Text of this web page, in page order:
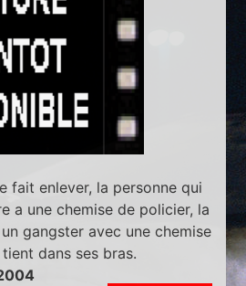
fait enlever, la personne qui
a une chemise de policier, la
gangster avec une chemise
dans ses bras.